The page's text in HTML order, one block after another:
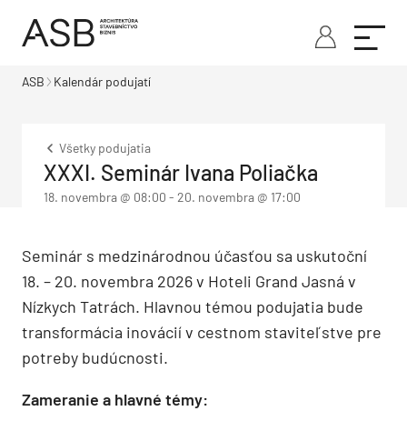
ASB Kalendár podujatí
Všetky podujatia
XXXI. Seminár Ivana Poliačka
18. novembra @ 08:00 - 20. novembra @ 17:00
Seminár s medzinárodnou účasťou sa uskutoční
18. – 20. novembra 2026 v Hoteli Grand Jasná v
Nízkych Tatrách. Hlavnou témou podujatia bude
transformácia inovácií v cestnom staviteľstve pre
potreby budúcnosti.
Zameranie a hlavné témy: